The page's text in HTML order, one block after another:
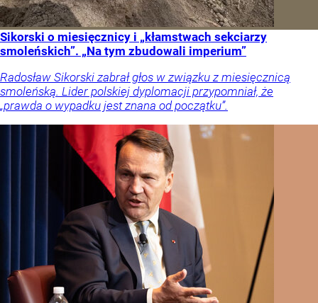
Sikorski o miesięcznicy i „kłamstwach sekciarzy
smoleńskich”. „Na tym zbudowali imperium”
Radosław Sikorski zabrał głos w związku z miesięcznicą
smoleńską. Lider polskiej dyplomacji przypomniał, że
„prawda o wypadku jest znana od początku”.